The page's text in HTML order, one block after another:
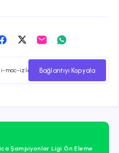
Facebook
paylaş
Twitter
paylaş
Email
paylaşpaylaş
Bağlantıyı Kopyala
Şampiyonlar Ligi Ön Eleme